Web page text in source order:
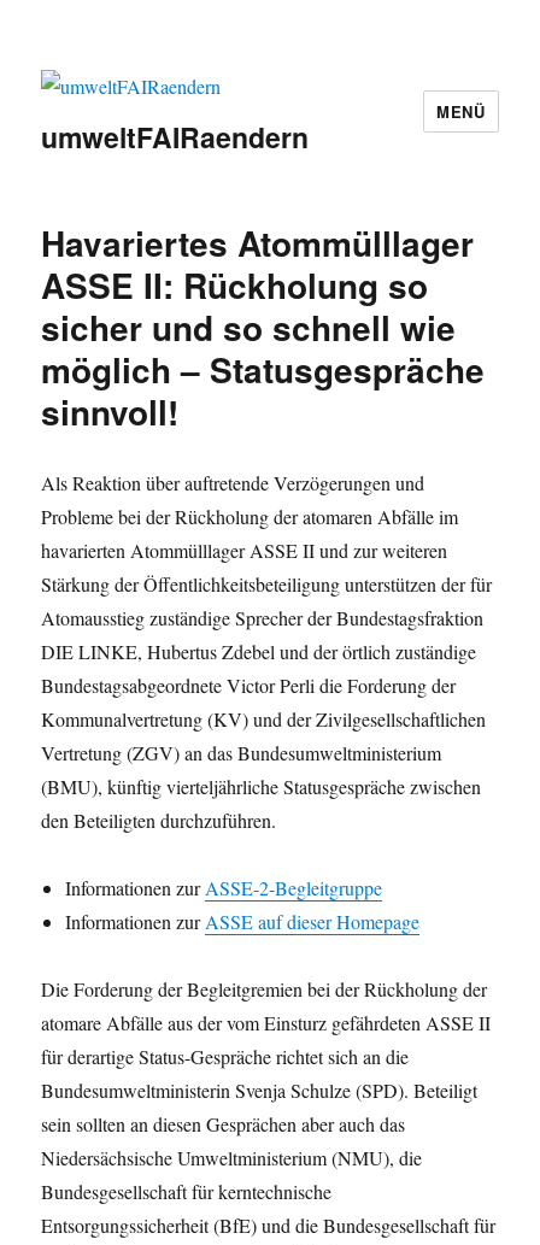
umweltFAIRaendern
MENÜ
Havariertes Atommülllager
ASSE II: Rückholung so
sicher und so schnell wie
möglich – Statusgespräche
sinnvoll!
Als Reaktion über auftretende Verzögerungen und
Probleme bei der Rückholung der atomaren Abfälle im
havarierten Atommülllager ASSE II und zur weiteren
Stärkung der Öffentlichkeitsbeteiligung unterstützen der für
Atomausstieg zuständige Sprecher der Bundestagsfraktion
DIE LINKE, Hubertus Zdebel und der örtlich zuständige
Bundestagsabgeordnete Victor Perli die Forderung der
Kommunalvertretung (KV) und der Zivilgesellschaftlichen
Vertretung (ZGV) an das Bundesumweltministerium
(BMU), künftig vierteljährliche Statusgespräche zwischen
den Beteiligten durchzuführen.
Informationen zurASSE-2-Begleitgruppe
Informationen zurASSE auf dieser Homepage
Die Forderung der Begleitgremien bei der Rückholung der
atomare Abfälle aus der vom Einsturz gefährdeten ASSE II
für derartige Status-Gespräche richtet sich an die
Bundesumweltministerin Svenja Schulze (SPD). Beteiligt
sein sollten an diesen Gesprächen aber auch das
Niedersächsische Umweltministerium (NMU), die
Bundesgesellschaft für kerntechnische
Entsorgungssicherheit (BfE) und die Bundesgesellschaft für